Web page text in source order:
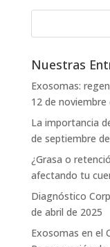
Nuestras
Exosomas:
12 de noviembre
La importancia
de septiembre
¿Grasa o
afectando tu
Diagnóstico
de abril de 2025
Exosomas en el